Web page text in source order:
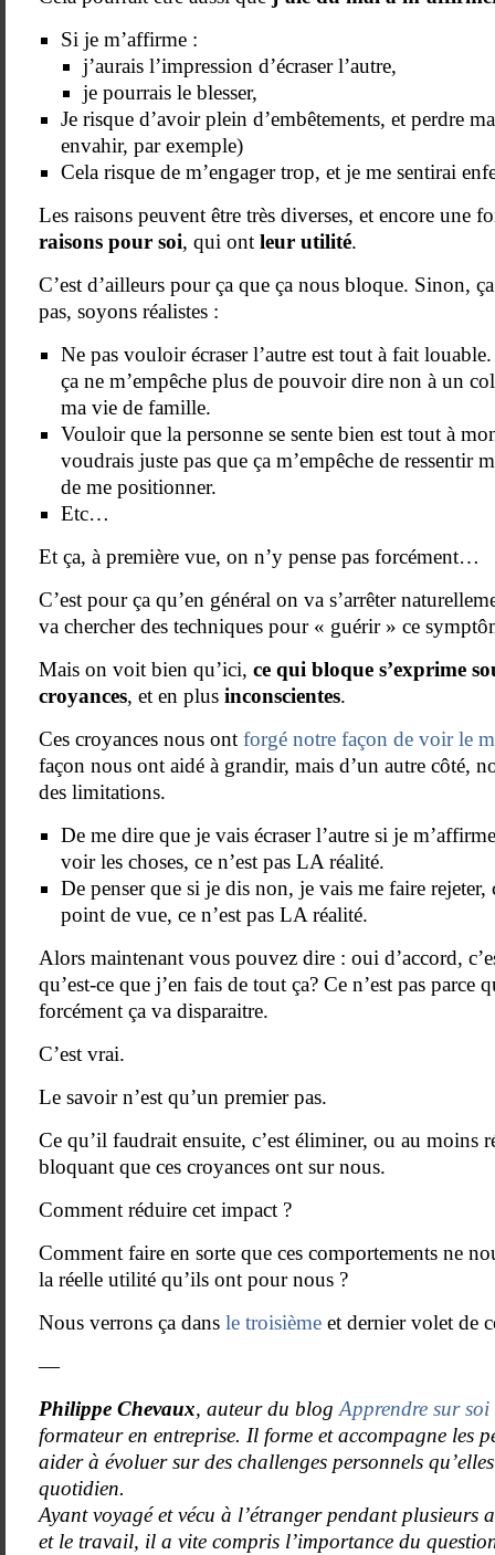
Si je m’affirme :
j’aurais l’impression d’écraser l’autre,
je pourrais le blesser,
Je risque d’avoir plein d’embêtements, et perdre
envahir, par exemple)
Cela risque de m’engager trop, et je me sentirai
Les raisons peuvent être très diverses, et encore une
raisons pour soi, qui ont leur utilité.
C’est d’ailleurs pour ça que ça nous bloque. Sinon,
pas, soyons réalistes :
Ne pas vouloir écraser l’autre est tout à fait
ça ne m’empêche plus de pouvoir dire non à un
ma vie de famille.
Vouloir que la personne se sente bien est tout à
voudrais juste pas que ça m’empêche de ressentir
de me positionner.
Etc…
Et ça, à première vue, on n’y pense pas forcément…
C’est pour ça qu’en général on va s’arrêter
va chercher des techniques pour « guérir » ce
Mais on voit bien qu’ici, ce qui bloque s’exprime
croyances, et en plus inconscientes.
Ces croyances nous ont forgé notre façon de voir le
façon nous ont aidé à grandir, mais d’un autre côté,
des limitations.
De me dire que je vais écraser l’autre si je
voir les choses, ce n’est pas LA réalité.
De penser que si je dis non, je vais me faire rejeter,
point de vue, ce n’est pas LA réalité.
Alors maintenant vous pouvez dire : oui d’accord,
qu’est-ce que j’en fais de tout ça? Ce n’est pas parce
forcément ça va disparaitre.
C’est vrai.
Le savoir n’est qu’un premier pas.
Ce qu’il faudrait ensuite, c’est éliminer, ou au moins
bloquant que ces croyances ont sur nous.
Comment réduire cet impact ?
Comment faire en sorte que ces comportements ne
la réelle utilité qu’ils ont pour nous ?
Nous verrons ça dans le troisième et dernier volet de
—
Philippe Chevaux, auteur du blog Apprendre sur soi
formateur en entreprise. Il forme et accompagne les
aider à évoluer sur des challenges personnels
quotidien.
Ayant voyagé et vécu à l’étranger pendant plusieurs
et le travail, il a vite compris l’importance du